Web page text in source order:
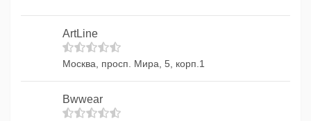
ArtLine
Москва, просп. Мира, 5, корп.1
Bwwear